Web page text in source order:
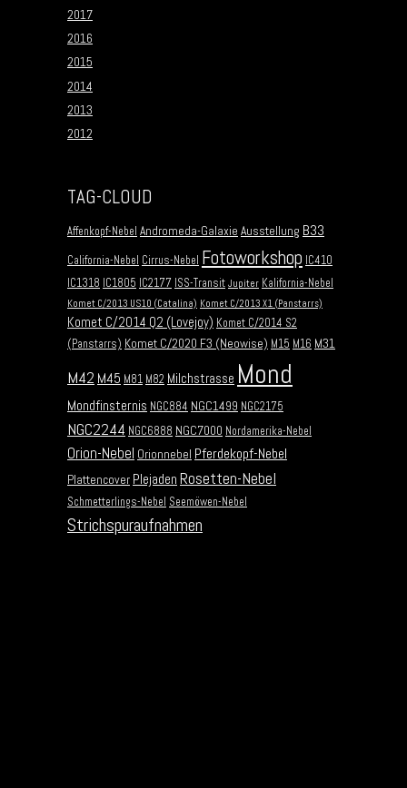
2017
2016
2015
2014
2013
2012
TAG-CLOUD
Affenkopf-Nebel Andromeda-Galaxie Ausstellung B33
California-Nebel Cirrus-Nebel Fotoworkshop IC410
IC1318 IC1805 IC2177 ISS-Transit Jupiter Kalifornia-Nebel
Komet C/2013 US10 (Catalina) Komet C/2013 X1 (Panstarrs)
Komet C/2014 Q2 (Lovejoy) Komet C/2014 S2
(Panstarrs) Komet C/2020 F3 (Neowise) M15 M16 M31
M42 M45 M81 M82 Milchstrasse Mond
Mondfinsternis NGC884 NGC1499 NGC2175
NGC2244 NGC6888 NGC7000 Nordamerika-Nebel
Orion-Nebel Orionnebel Pferdekopf-Nebel
Plattencover Plejaden Rosetten-Nebel
Schmetterlings-Nebel Seemöwen-Nebel
Strichspuraufnahmen